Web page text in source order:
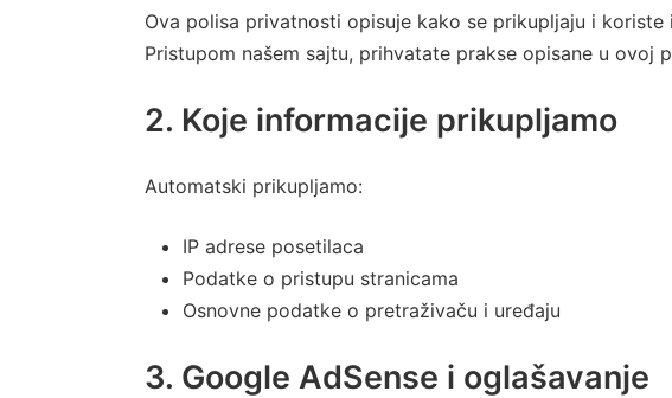
Ova polisa privatnosti opisuje kako se prikupljaju i
Pristupom našem sajtu, prihvatate prakse opisane u ovoj
2. Koje informacije prikupljamo
Automatski prikupljamo:
IP adrese posetilaca
Podatke o pristupu stranicama
Osnovne podatke o pretraživaču i uređaju
3. Google AdSense i oglašavanje